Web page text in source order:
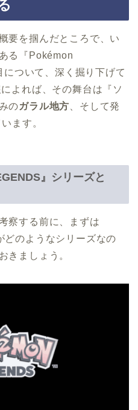
要を掴んだところで、い
る『Pokémon
ついて、深く掘り下げて
よれば、その舞台は『ソ
のガラル地方 、そして発
ます。
』シリーズと
察する前に、まずは
どのようなシリーズなの
きましょう。